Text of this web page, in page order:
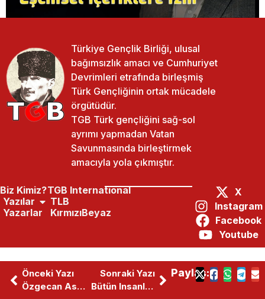
Önceki Yazı
Özgecan Aslan
Sonraki Yazı
Bütün Insanlık Için Aydınlanma
Paylaş:
Türkiye Gençlik Birliği, ulusal
bağımsızlık amacı ve Cumhuriyet
Devrimleri etrafında birleşmiş
Türk Gençliğinin ortak mücadele
örgütüdür.
TGB Türk gençliğini sağ-sol
ayrımı yapmadan Vatan
Savunmasında birleştirmek
amacıyla yola çıkmıştır.
Biz Kimiz?
Yazılar
Yazarlar
TGB International
TLB
KırmızıBeyaz
X
Instagram
Facebook
Youtube